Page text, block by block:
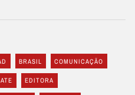
BRASIL COMUNICAÇÃO
EDITORA